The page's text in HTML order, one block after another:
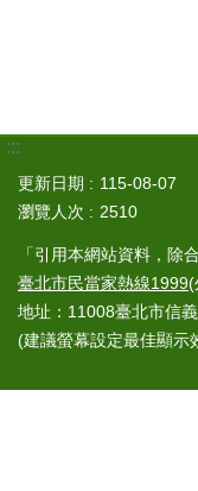
:::
更新日期
115-08-07
瀏覽人次
2510
「引用本網站資料，除
臺北市民當家熱線1999(
地址：11008臺北市信
(建議螢幕設定最佳顯示